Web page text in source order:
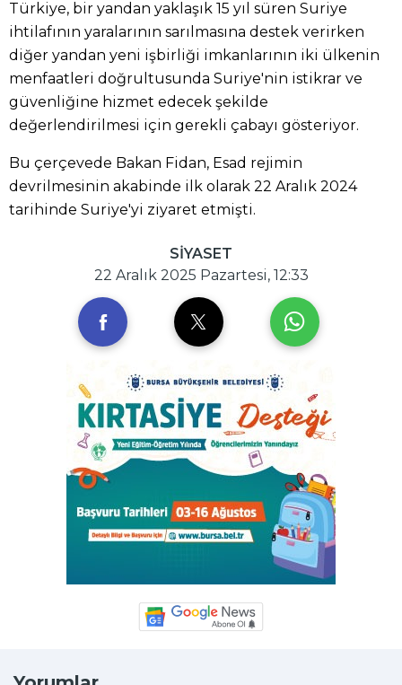
Türkiye, bir yandan yaklaşık 15 yıl süren Suriye
ihtilafının yaralarının sarılmasına destek verirken
diğer yandan yeni işbirliği imkanlarının iki ülkenin
menfaatleri doğrultusunda Suriye'nin istikrar ve
güvenliğine hizmet edecek şekilde
değerlendirilmesi için gerekli çabayı gösteriyor.
Bu çerçevede Bakan Fidan, Esad rejimin
devrilmesinin akabinde ilk olarak 22 Aralık 2024
tarihinde Suriye'yi ziyaret etmişti.
SİYASET
22 Aralık 2025 Pazartesi, 12:33